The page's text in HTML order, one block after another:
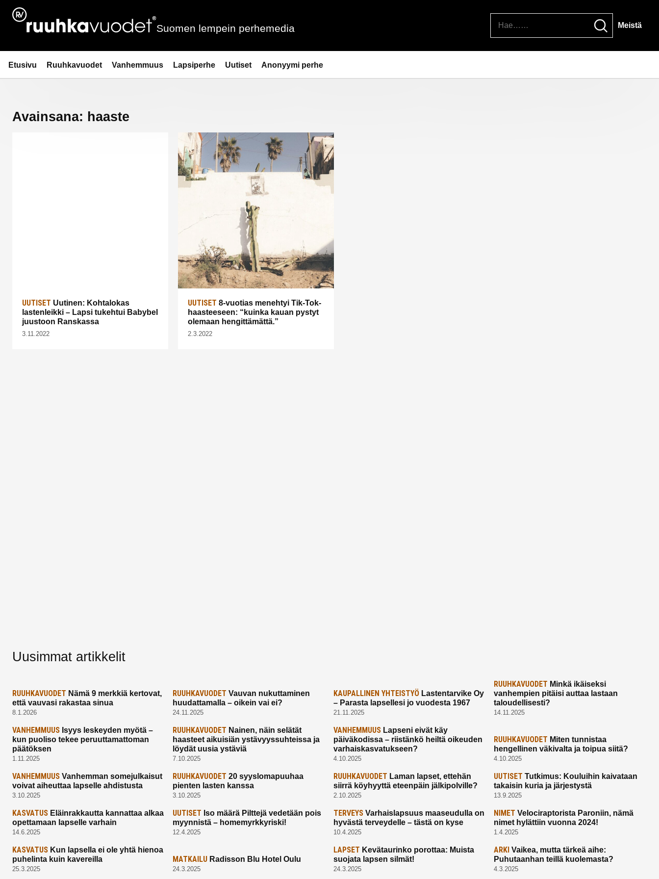
Siirry
sisältöön
Ruuhkavuodet.fi
Suomen lempein perhemedia Meistä
Etusivu Ruuhkavuodet Vanhemmuus Lapsiperhe Uutiset Anonyymi perhe
Avainsana: haaste
UUTISET Uutinen: Kohtalokas
lastenleikki – Lapsi tukehtui Babybel
juustoon Ranskassa
3.11.2022
UUTISET 8-vuotias menehtyi Tik-Tok-
haasteeseen: “kuinka kauan pystyt
olemaan hengittämättä.”
2.3.2022
Uusimmat artikkelit
RUUHKAVUODET Nämä 9 merkkiä kertovat,
että vauvasi rakastaa sinua
8.1.2026
RUUHKAVUODET Vauvan nukuttaminen
huudattamalla – oikein vai ei?
24.11.2025
KAUPALLINEN YHTEISTYÖLastentarvike Oy
– Parasta lapsellesi jo vuodesta 1967
21.11.2025
RUUHKAVUODET Minkä ikäiseksi
vanhempien pitäisi auttaa lastaan
taloudellisesti?
14.11.2025
VANHEMMUUS Isyys leskeyden myötä –
kun puoliso tekee peruuttamattoman
päätöksen
1.11.2025
RUUHKAVUODET Nainen, näin selätät
haasteet aikuisiän ystävyyssuhteissa ja
löydät uusia ystäviä
7.10.2025
VANHEMMUUSLapseni eivät käy
päiväkodissa – riistänkö heiltä oikeuden
varhaiskasvatukseen?
4.10.2025
RUUHKAVUODET Miten tunnistaa
hengellinen väkivalta ja toipua siitä?
4.10.2025
VANHEMMUUS Vanhemman somejulkaisut
voivat aiheuttaa lapselle ahdistusta
3.10.2025
RUUHKAVUODET 20 syyslomapuuhaa
pienten lasten kanssa
3.10.2025
RUUHKAVUODET Laman lapset, ettehän
siirrä köyhyyttä eteenpäin jälkipolville?
2.10.2025
UUTISET Tutkimus: Kouluihin kaivataan
takaisin kuria ja järjestystä
13.9.2025
KASVATUS Eläinrakkautta kannattaa alkaa
opettamaan lapselle varhain
14.6.2025
UUTISET Iso määrä Pilttejä vedetään pois
myynnistä – homemyrkkyriski!
12.4.2025
TERVEYSVarhaislapsuus maaseudulla on
hyvästä terveydelle – tästä on kyse
10.4.2025
NIMET Velociraptorista Paroniin, nämä
nimet hylättiin vuonna 2024!
1.4.2025
KASVATUS Kun lapsella ei ole yhtä hienoa
puhelinta kuin kavereilla
25.3.2025
MATKAILU Radisson Blu Hotel Oulu
24.3.2025
LAPSET Kevätaurinko porottaa: Muista
suojata lapsen silmät!
24.3.2025
ARKI Vaikea, mutta tärkeä aihe:
Puhutaanhan teillä kuolemasta?
4.3.2025